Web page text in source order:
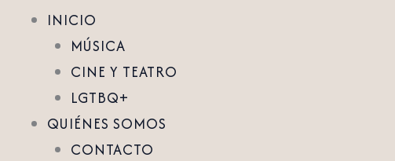
INICIO
MÚSICA
CINE Y TEATRO
LGTBQ+
QUIÉNES SOMOS
CONTACTO